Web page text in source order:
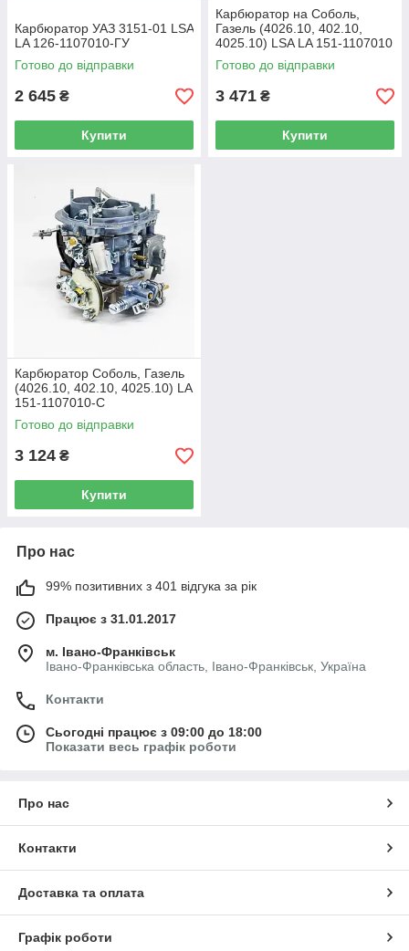
Карбюратор УАЗ 3151-01 LSA
LA 126-1107010-ГУ
Готово до відправки
2 645 ₴
Купити
Карбюратор на Соболь,
Газель (4026.10, 402.10,
4025.10) LSA LA 151-1107010
Готово до відправки
3 471 ₴
Купити
Карбюратор Соболь, Газель
(4026.10, 402.10, 4025.10) LA
151-1107010-C
Готово до відправки
3 124 ₴
Купити
Про нас
99% позитивних з 401 відгука за рік
Працює з 31.01.2017
м. Івано-Франківськ
Івано-Франківська область, Івано-Франківськ, Україна
Контакти
Сьогодні працює з 09:00 до 18:00
Показати весь графік роботи
Про нас
Контакти
Доставка та оплата
Графік роботи